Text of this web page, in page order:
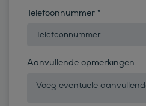
Telefoonnummer *
Aanvullende opmerkingen